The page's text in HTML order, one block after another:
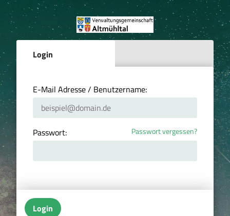
Login
E-Mail Adresse / Benutzername:
Passwort: Passwort vergessen?
Login